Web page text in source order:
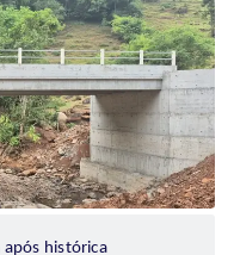
após histórica